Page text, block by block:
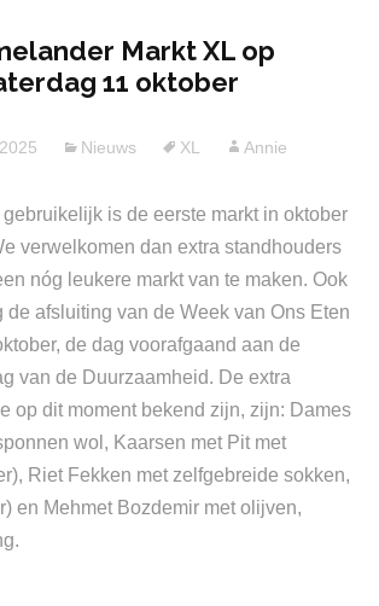
Markt XL op
11 oktober
Nieuws XL Annie
is de eerste markt in oktober
verwelkomen dan extra standhouders
nóg leukere markt van te maken. Ook
de afsluiting van de Week van Ons Eten
de dag voorafgaand aan de
van de Duurzaamheid. De extra
op dit moment bekend zijn, zijn: Dames
wol, Kaarsen met Pit met
Riet Fekken met zelfgebreide sokken,
en Mehmet Bozdemir met olijven,